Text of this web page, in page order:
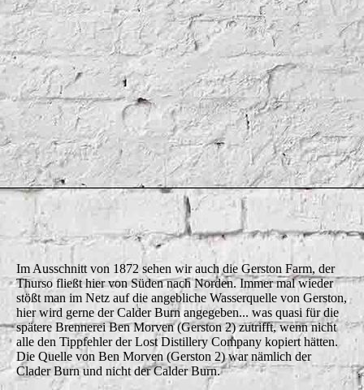
Gerston 1872
Im Ausschnitt von 1872 sehen wir auch die Gerston Farm, der
Thurso fließt hier von Süden nach Norden. Immer mal wieder
stößt man im Netz auf die angebliche Wasserquelle von Gerston,
hier wird gerne der Calder Burn angegeben... was quasi für die
spätere Brennerei Ben Morven (Gerston 2) zutrifft, wenn nicht
alle den Tippfehler der Lost Distillery Company kopiert hätten.
Die Quelle von Ben Morven (Gerston 2) war nämlich der
Clader Burn und nicht der Calder Burn.